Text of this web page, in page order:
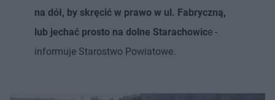
na dół, by skręcić w prawo w ul. Fabryczną,
lub jechać prosto na dolne Starachowice -
informuje Starostwo Powiatowe.